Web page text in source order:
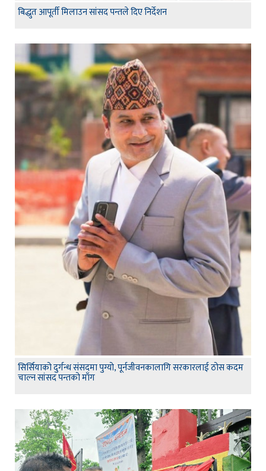
बिद्धुत आपूर्ती मिलाउन सांसद पन्तले दिए निर्देशन
सिर्सियाको दुर्गन्ध संसदमा पुग्यो, पूर्नजीवनकालागि सरकारलाई ठोस कदम
चाल्न सांसद पन्तको माँग